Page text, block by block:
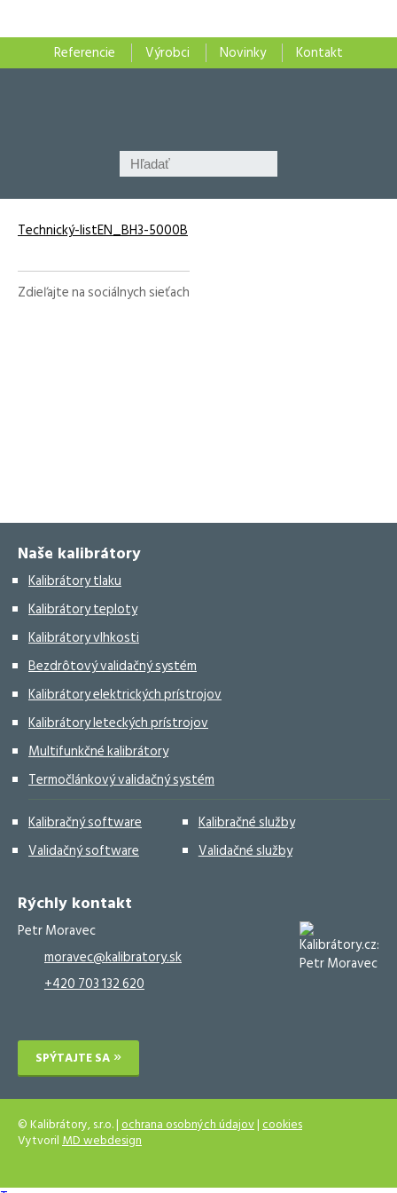
Referencie Výrobci Novinky Kontakt
Technický-listEN_BH3-5000B
Zdieľajte na sociálnych sieťach
Naše kalibrátory
Kalibrátory tlaku
Kalibrátory teploty
Kalibrátory vlhkosti
Bezdrôtový validačný systém
Kalibrátory elektrických prístrojov
Kalibrátory leteckých prístrojov
Multifunkčné kalibrátory
Termočlánkový validačný systém
Kalibračný software
Kalibračné služby
Validačný software
Validačné služby
Rýchly kontakt
Petr Moravec
moravec@kalibratory.sk
+420 703 132 620
SPÝTAJTE SA
© Kalibrátory, s.r.o. |ochrana osobných údajov|cookies
VytvorilMD webdesign